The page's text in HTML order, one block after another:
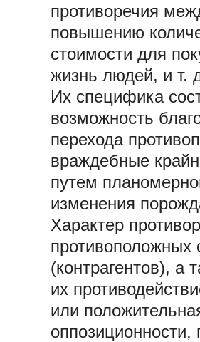
противоречия
повышению
стоимости для
жизнь людей, и т.
Их специфика
возможность
перехода
враждебные
путем
изменения
Характер
противоположных
(контрагентов), а
их
или
оппозиционности,